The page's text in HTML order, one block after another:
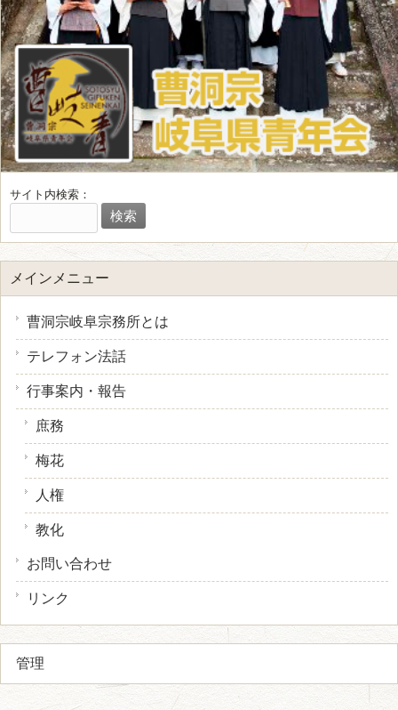
サイト内検索：
メインメニュー
曹洞宗岐阜宗務所とは
テレフォン法話
行事案内・報告
庶務
梅花
人権
教化
お問い合わせ
リンク
管理